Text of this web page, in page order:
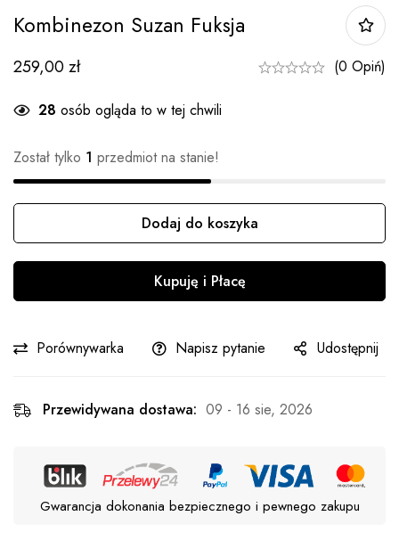
Kombinezon Suzan Fuksja
259,00zł (0 Opiń)
26 osób ogląda to w tej chwili
Został tylko 1 przedmiot na stanie!
Ilość
Dodaj do koszyka
Kupuję i Płacę
Porównywarka Napisz pytanie Udostępnij
Przewidywana dostawa: 09 - 16 sie, 2026
Gwarancja dokonania bezpiecznego i pewnego zakupu